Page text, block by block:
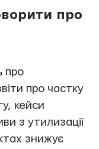
про
про
про частку
кейси
з утилизації
знижує